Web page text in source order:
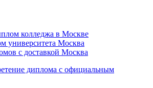
колледжа в Москве
университета Москва
с доставкой Москва
диплома с официальным